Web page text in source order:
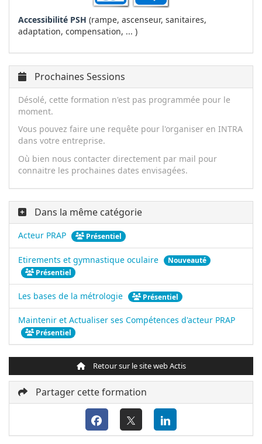
Accessibilité PSH (rampe, ascenseur, sanitaires,
adaptation, compensation, ... )
Prochaines Sessions
Désolé, cette formation n'est pas programmée pour le
moment.
Vous pouvez faire une requête pour l'organiser en INTRA
dans votre entreprise.
Où bien nous contacter directement par mail pour
connaitre les prochaines dates envisagées.
Dans la même catégorie
Acteur PRAP Présentiel
Etirements et gymnastique oculaire
Nouveauté
Présentiel
Les bases de la métrologie Présentiel
Maintenir et Actualiser ses Compétences d'acteur PRAP
Présentiel
Retour sur le site web Actis
Partager cette formation